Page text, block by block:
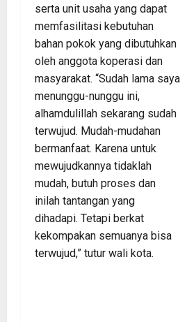
serta unit usaha yang dapat
memfasilitasi kebutuhan
bahan pokok yang dibutuhkan
oleh anggota koperasi dan
masyarakat. “Sudah lama saya
menunggu-nunggu ini,
alhamdulillah sekarang sudah
terwujud. Mudah-mudahan
bermanfaat. Karena untuk
mewujudkannya tidaklah
mudah, butuh proses dan
inilah tantangan yang
dihadapi. Tetapi berkat
kekompakan semuanya bisa
terwujud,” tutur wali kota.